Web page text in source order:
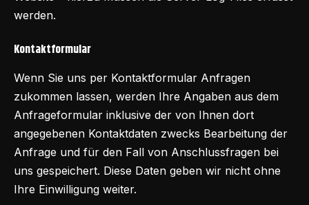
werden.
Kontaktformular
Wenn Sie uns per Kontaktformular Anfragen
zukommen lassen, werden Ihre Angaben aus dem
Anfrageformular inklusive der von Ihnen dort
angegebenen Kontaktdaten zwecks Bearbeitung der
Anfrage und für den Fall von Anschlussfragen bei
uns gespeichert. Diese Daten geben wir nicht ohne
Ihre Einwilligung weiter.